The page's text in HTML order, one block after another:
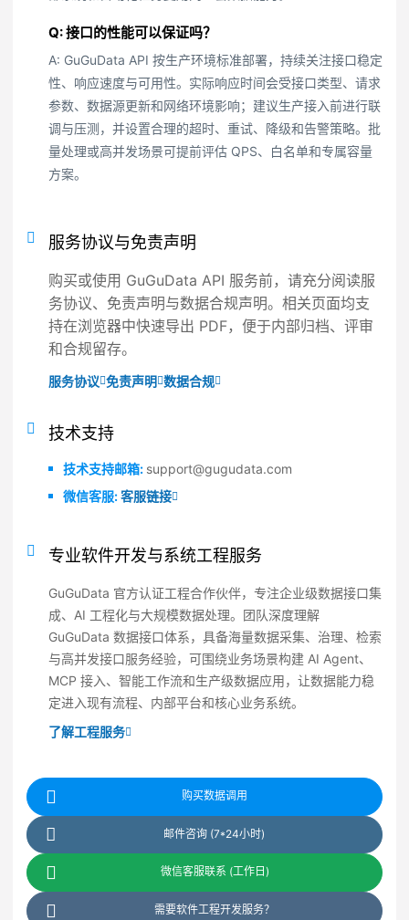
Q: 接口的性能可以保证吗？
A: GuGuData API 按生产环境标准部署，持续关注接口稳定
性、响应速度与可用性。实际响应时间会受接口类型、请求
参数、数据源更新和网络环境影响；建议生产接入前进行联
调与压测，并设置合理的超时、重试、降级和告警策略。批
量处理或高并发场景可提前评估 QPS、白名单和专属容量
方案。
服务协议与免责声明
购买或使用 GuGuData API 服务前，请充分阅读服
务协议、免责声明与数据合规声明。相关页面均支
持在浏览器中快速导出 PDF，便于内部归档、评审
和合规留存。
服务协议 免责声明 数据合规
技术支持
技术支持邮箱: support@gugudata.com
微信客服:客服链接
专业软件开发与系统工程服务
GuGuData 官方认证工程合作伙伴，专注企业级数据接口集
成、AI 工程化与大规模数据处理。团队深度理解
GuGuData 数据接口体系，具备海量数据采集、治理、检索
与高并发接口服务经验，可围绕业务场景构建 AI Agent、
MCP 接入、智能工作流和生产级数据应用，让数据能力稳
定进入现有流程、内部平台和核心业务系统。
了解工程服务
购买数据调用
邮件咨询 (7*24小时)
微信客服联系 (工作日)
需要软件工程开发服务？